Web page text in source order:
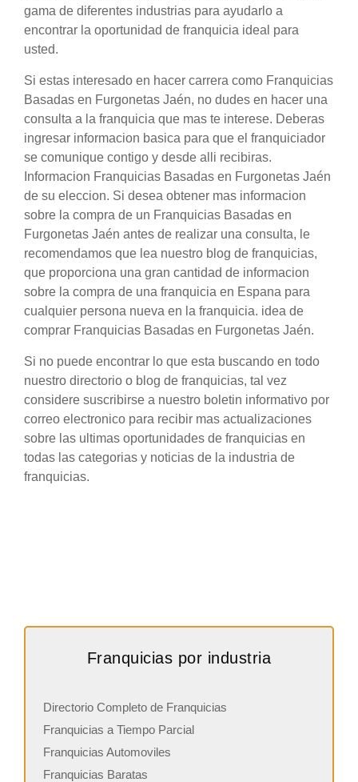
gama de diferentes industrias para ayudarlo a
encontrar la oportunidad de franquicia ideal para
usted.
Si estas interesado en hacer carrera como Franquicias
Basadas en Furgonetas Jaén, no dudes en hacer una
consulta a la franquicia que mas te interese. Deberas
ingresar informacion basica para que el franquiciador
se comunique contigo y desde alli recibiras.
Informacion Franquicias Basadas en Furgonetas Jaén
de su eleccion. Si desea obtener mas informacion
sobre la compra de un Franquicias Basadas en
Furgonetas Jaén antes de realizar una consulta, le
recomendamos que lea nuestro blog de franquicias,
que proporciona una gran cantidad de informacion
sobre la compra de una franquicia en Espana para
cualquier persona nueva en la franquicia. idea de
comprar Franquicias Basadas en Furgonetas Jaén.
Si no puede encontrar lo que esta buscando en todo
nuestro directorio o blog de franquicias, tal vez
considere suscribirse a nuestro boletin informativo por
correo electronico para recibir mas actualizaciones
sobre las ultimas oportunidades de franquicias en
todas las categorias y noticias de la industria de
franquicias.
Franquicias por industria
Directorio Completo de Franquicias
Franquicias a Tiempo Parcial
Franquicias Automoviles
Franquicias Baratas